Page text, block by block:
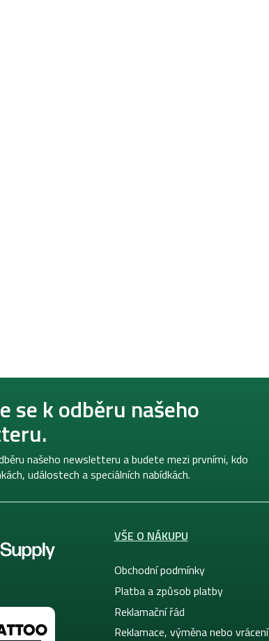
se k odběru našeho
našeho newsletteru a budete mezi prvními, kdo
událostech a speciálních nabídkách.
VŠE O NÁKUPU
Obchodní podmínky
Platba a způsob platby
Reklamační řád
Reklamace, výměna nebo vrácení